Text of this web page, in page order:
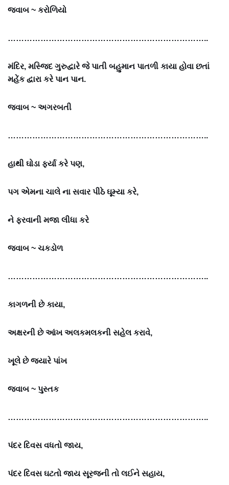
જવાબ ~ કરોળિયો
………………………………………………………………..
મંદિર, મસ્જિદ ગુરુદ્વારે જે પાતી બહુમાન પાતળી કાયા હોવા છતાં
મહેંક દ્વારા કરે પાન પાન.
જવાબ ~ અગરબતી
………………………………………………………………..
હાથી ઘોડા ફર્યા કરે પણ,
પગ એમના ચાલે ના સવાર પીઠે ઘૂમ્યા કરે,
ને ફરવાની મજા લીધા કરે
જવાબ ~ ચકડોળ
………………………………………………………………..
કાગળની છે કાયા,
અક્ષરની છે આંખ અલકમલકની સહેલ કરાવે,
ખૂલે છે જ્યારે પાંખ
જવાબ ~ પુસ્તક
………………………………………………………………..
પંદર દિવસ વધતો જાય,
પંદર દિવસ ઘટતો જાય સૂરજની તો લઈને સહાય,